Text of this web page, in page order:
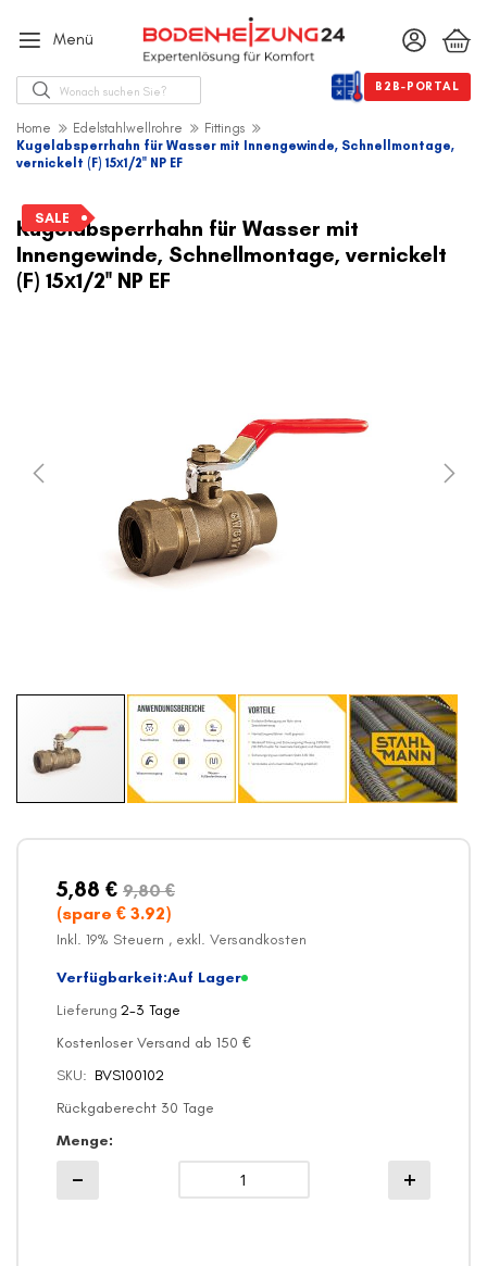
Menü
Suche B2B-PORTAL
Home Edelstahlwellrohre
Fittings
Kugelabsperrhahn für Wasser mit Innengewinde, Schnellmontage,
vernickelt (F) 15х1/2'' NP EF
Ende
der
Bildergalerie
springen
Kugelabsperrhahn für Wasser mit
Innengewinde, Schnellmontage, vernickelt
(F) 15х1/2'' NP EF
SALE
Anfang
Bildergalerie
springen5,88 € 9,80 €
(spare € 3.92)
Inkl. 19% Steuern , exkl. Versandkosten
Verfügbarkeit:Auf Lager
Lieferung 2-3 Tage
Kostenloser Versand ab 150 €
Rückgaberecht 30 Tage
SKU BVS100102
Menge